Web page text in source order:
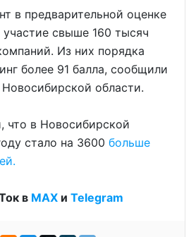
в предварительной оценке
участие свыше 160 тысяч
Из них порядка
более 91 балла, сообщили
области.
что в Новосибирской
стало на 3600 больше
в МАХ и Telegram